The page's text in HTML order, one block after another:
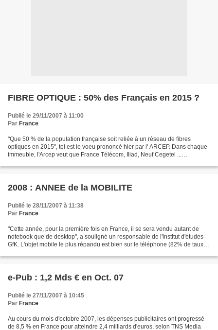
FIBRE OPTIQUE : 50% des Français en 2015 ?
Publié le 29/11/2007 à 11:00
Par France
"Que 50 % de la population française soit reliée à un réseau de fibres
optiques en 2015", tel est le voeu prononcé hier par l' ARCEP. Dans chaque
immeuble, l'Arcep veut que France Télécom, Iliad, Neuf Cegetel ...
2008 : ANNEE de la MOBILITE
Publié le 28/11/2007 à 11:38
Par France
"Cette année, pour la première fois en France, il se sera vendu autant de
notebook que de desktop", a souligné un responsable de l'institut d'études
GfK. L'objet mobile le plus répandu est bien sur le téléphone (82% de taux
e-Pub : 1,2 Mds € en Oct. 07
Publié le 27/11/2007 à 10:45
Par France
Au cours du mois d'octobre 2007, les dépenses publicitaires ont progressé
de 8,5 % en France pour atteindre 2,4 milliards d'euros, selon TNS Media